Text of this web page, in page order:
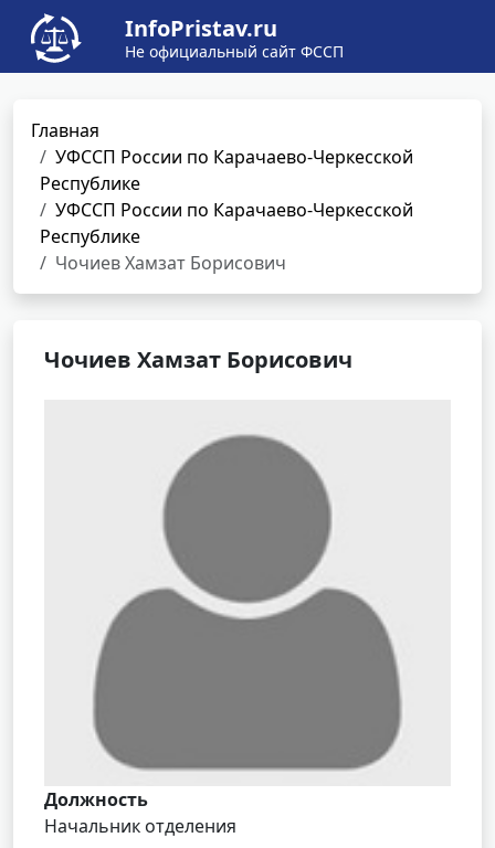
InfoPristav.ru
Не официальный сайт ФССП
Главная
УФССП России по Карачаево-Черкесской
Республике
УФССП России по Карачаево-Черкесской
Республике
Чочиев Хамзат Борисович
Чочиев Хамзат Борисович
Должность
Начальник отделения